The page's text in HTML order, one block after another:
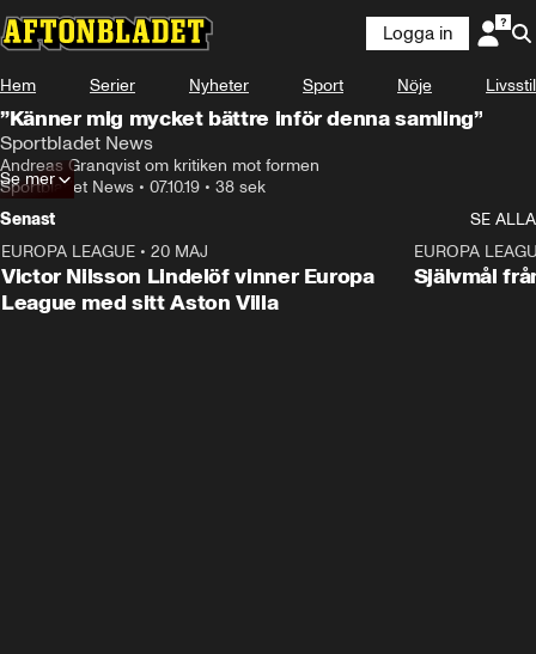
Logga in
Hem Serier Nyheter Sport Nöje Livsstil
”Känner mig mycket bättre inför denna samling”
Sportbladet News
Andreas Granqvist om kritiken mot formen
Sportbladet News • 07.10.19 • 38 sek
Se mer
Senast
SE ALLA
EUROPA LEAGUE • 20 MAJ
Victor Nilsson Lindelöf vinner Europa
League med sitt Aston Villa
EUROPA
Självmål